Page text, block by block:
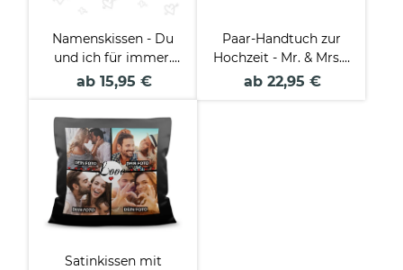
Namenskissen - Du
und ich für immer.
passt. - mit zwei
ab 15,95 €
Paar-Handtuch zur
Hochzeit - Mr. & Mrs. -
mit Name & Datum -
ab 22,95 €
Satinkissen mit